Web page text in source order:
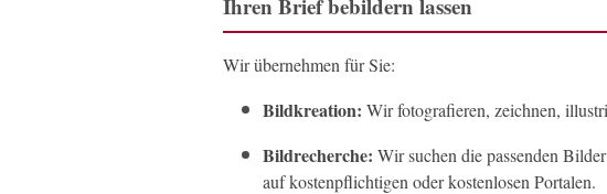
Ihren Brief bebildern lassen
Wir übernehmen für Sie:
Bildkreation: Wir fotografieren, zeichnen,
Bildrecherche: Wir suchen die passenden
auf kostenpflichtigen oder kostenlosen Portalen.